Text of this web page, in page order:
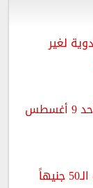
لغير
سعر الذهب عيار 14 اليوم الأحد 9 أغسطس
ثبات سعر الدولار تحت سقف الـ50 جنيهاً